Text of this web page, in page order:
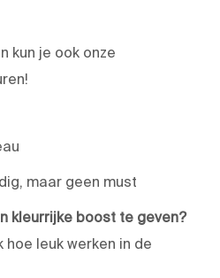
kun je ook onze
maar geen must
kleurrijke boost te geven?
leuk werken in de